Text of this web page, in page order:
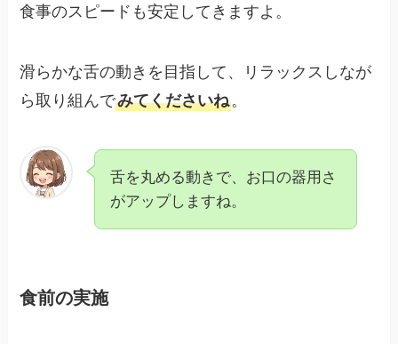
食事のスピードも安定してきますよ。
滑らかな舌の動きを目指して、リラックスしなが
ら取り組んでみてくださいね。
舌を丸める動きで、お口の器用さ
がアップしますね。
食前の実施